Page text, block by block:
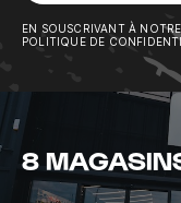
EN SOUSCRIVANT À
POLITIQUE DE
8